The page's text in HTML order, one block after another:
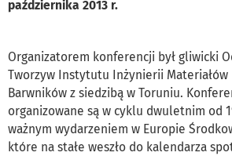
października 2013 r.
Organizatorem konferencji był gliwicki
Tworzyw Instytutu Inżynierii Materiałów
Barwników z siedzibą w Toruniu.
organizowane są w cyklu dwuletnim od
ważnym wydarzeniem w Europie
które na stałe weszło do kalendarza